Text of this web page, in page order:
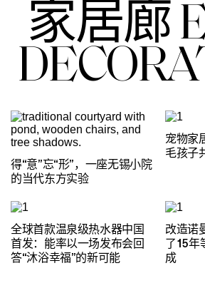
家居廊
得“意”忘“形”，一座无锡小院
的当代东方实验
宠物家
毛孩子
全球首款温泉级热水器中国
首发：能率以一场发布会回
答“沐浴幸福”的新可能
改造诺
了15年
成